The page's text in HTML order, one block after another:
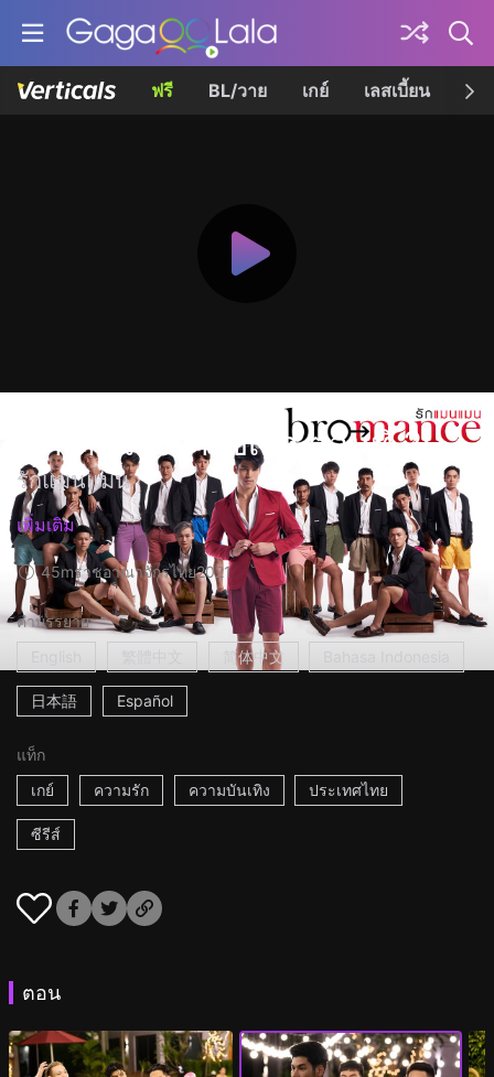
ฟรี BL/วาย เกย์ เลสเบี้ยน เค
สะกดหัวใจว่าใช่เธอ ตอนที่ 2
รักแมนแมน
เพิ่มเติม
45mราชอาณาจักรไทย2021
คำบรรยาย
简体中文
日本語 Español
แท็ก
เกย์
ความรัก ความบันเทิง ประเทศไทย
ซีรีส์
ตอน